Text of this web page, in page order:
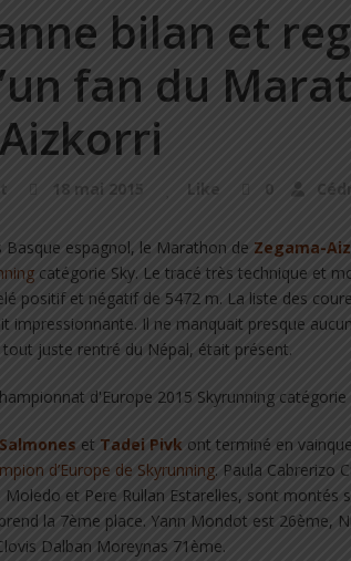
bilan et
fan du
18 mai 2015 Like 0
Basque espagnol, le Marathon de Zegama-
catégorie Sky. Le tracé très technique et
positif et négatif de 5472 m. La liste des
impressionnante. Il ne manquait presque
tout juste rentré du Népal, était présent.
et Tadei Pivk ont terminé en
d’Europe de Skyrunning. Paula Cabrerizo
et Pere Rullan Estarelles, sont montés
la 7ème place. Yann Mondot est 26ème,
Dalban Moreynas 71ème.